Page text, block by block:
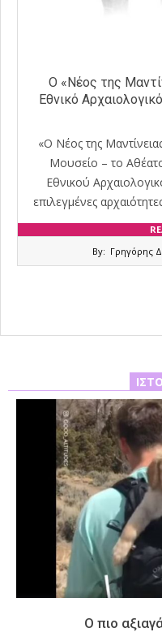
Ο «Νέος της
Εθνικό
«Ο Νέος της
Μουσείο – το
Εθνικού
επιλεγμένες
By: Γρηγόρης
Ο πιο